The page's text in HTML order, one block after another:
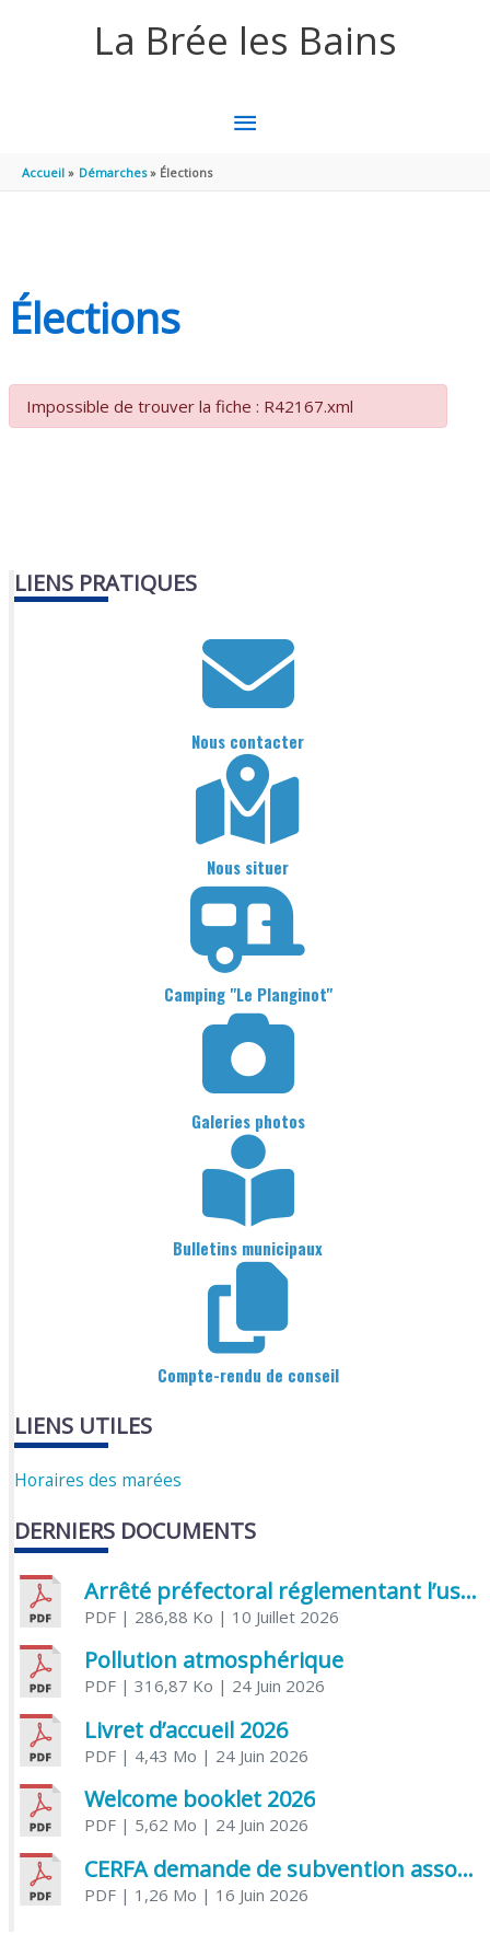
La Brée les Bains
MENU
Accueil Démarches Élections
Élections
Impossible de trouver la fiche : R42167.xml
LIENS PRATIQUES
Nous contacter
Nous situer
Camping "Le Planginot"
Galeries photos
Bulletins municipaux
Compte-rendu de conseil
LIENS UTILES
Horaires des marées
DERNIERS DOCUMENTS
Arrêté préfectoral réglementant l’usage de l’eau
PDF| 286,88 Ko | 10 Juillet 2026
Pollution atmosphérique
PDF| 316,87 Ko | 24 Juin 2026
Livret d’accueil 2026
PDF| 4,43 Mo | 24 Juin 2026
Welcome booklet 2026
PDF| 5,62 Mo | 24 Juin 2026
CERFA demande de subvention association
PDF| 1,26 Mo | 16 Juin 2026